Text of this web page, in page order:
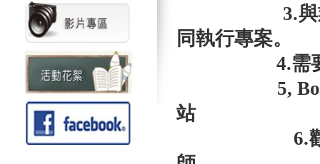
3.與業務、
同執行專案。
4.需要主要
5,
站
6.歡迎有整